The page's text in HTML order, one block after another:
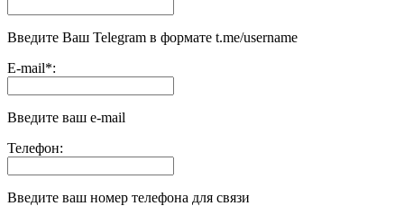
Введите Ваш Telegram в формате t.me/username
E-mail*:
Введите ваш e-mail
Телефон:
Введите ваш номер телефона для связи